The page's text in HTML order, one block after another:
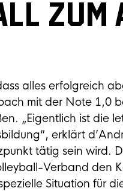
ZUM
alles erfolgreich
mit der Note 1,0
„Eigentlich ist die
erklärt
tätig sein wird.
Verband den
Situation für